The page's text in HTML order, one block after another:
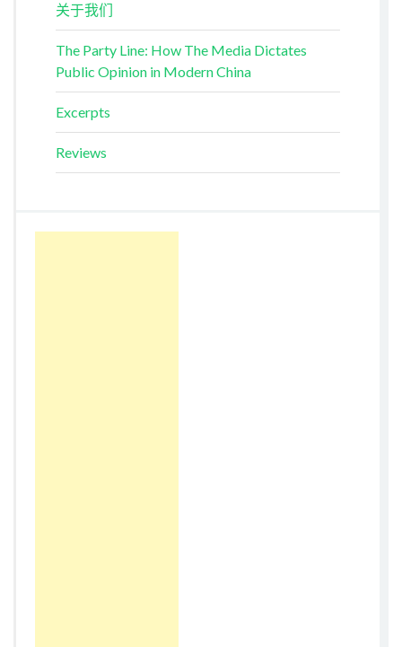
关于我们
The Party Line: How The Media Dictates
Public Opinion in Modern China
Excerpts
Reviews